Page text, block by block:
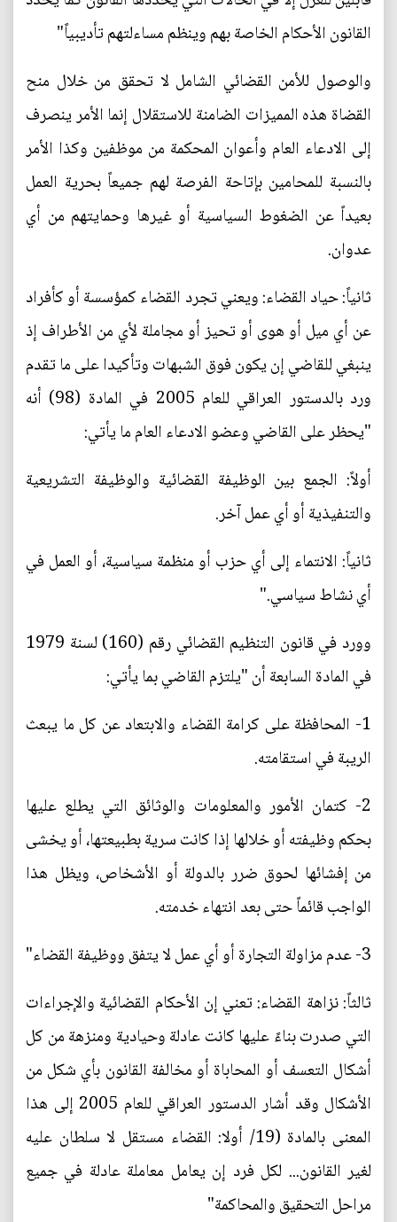
القانون الأحكام الخاصة بهم وينظم مساءلتهم تأديبياً"
والوصول للأمن القضائي الشامل لا تحقق من خلال منح
القضاة هذه المميزات الضامنة للاستقلال إنما الأمر ينصرف
إلى الادعاء العام وأعوان المحكمة من موظفين وكذا الأمر
بالنسبة للمحامين بإتاحة الفرصة لهم جميعاً بحرية العمل
بعيداً عن الضغوط السياسية أو غيرها وحمايتهم من أي
عدوان.
ثانياً: حياد القضاء: ويعني تجرد القضاء كمؤسسة أو كأفراد
عن أي ميل أو هوى أو تحيز أو مجاملة لأي من الأطراف إذ
ينبغي للقاضي إن يكون فوق الشبهات وتأكيدا على ما تقدم
ورد بالدستور العراقي للعام 2005 في المادة (98) أنه
"يحظر على القاضي وعضو الادعاء العام ما يأتي:
أولاً: الجمع بين الوظيفة القضائية والوظيفة التشريعية
والتنفيذية أو أي عمل آخر.
ثانياً: الانتماء إلى أي حزب أو منظمة سياسية، أو العمل في
أي نشاط سياسي."
وورد في قانون التنظيم القضائي رقم (160) لسنة 1979
في المادة السابعة أن "يلتزم القاضي بما يأتي:
1- المحافظة على كرامة القضاء والابتعاد عن كل ما يبعث
الريبة في استقامته.
2- كتمان الأمور والمعلومات والوثائق التي يطلع عليها
بحكم وظيفته أو خلالها إذا كانت سرية بطبيعتها، أو يخشى
من إفشائها لحوق ضرر بالدولة أو الأشخاص، ويظل هذا
الواجب قائماً حتى بعد انتهاء خدمته.
3- عدم مزاولة التجارة أو أي عمل لا يتفق ووظيفة القضاء"
ثالثاً: نزاهة القضاء: تعني إن الأحكام القضائية والإجراءات
التي صدرت بناءً عليها كانت عادلة وحيادية ومنزهة من كل
أشكال التعسف أو المحاباة أو مخالفة القانون بأي شكل من
الأشكال وقد أشار الدستور العراقي للعام 2005 إلى هذا
المعنى بالمادة (19/ أولا: القضاء مستقل لا سلطان عليه
لغير القانون... لكل فرد إن يعامل معاملة عادلة في جميع
مراحل التحقيق والمحاكمة"